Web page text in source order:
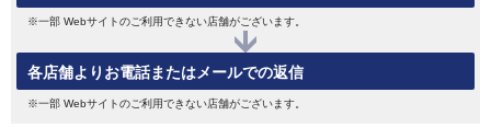
※一部 Webサイトのご利用できない店舗がございます。
各店舗よりお電話またはメールでの返信
※一部 Webサイトのご利用できない店舗がございます。